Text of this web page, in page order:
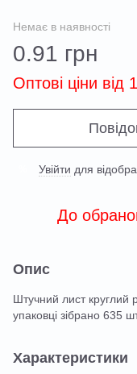
Немає в наявності
0.91 грн
Оптові ціни від
Увійти для
До
Опис
Штучний лист круглий
упаковці зібрано 635
Характеристики